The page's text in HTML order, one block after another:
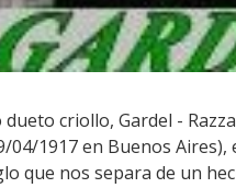
criollo, Gardel -
1917 en Buenos
que nos separa de un